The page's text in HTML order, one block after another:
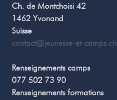
Ch. de Montchoisi 42
1462 Yvonand
Suisse
contact@jeunesse-et-camps.ch
Renseignements camps
077 502 73 90
Renseignements formations